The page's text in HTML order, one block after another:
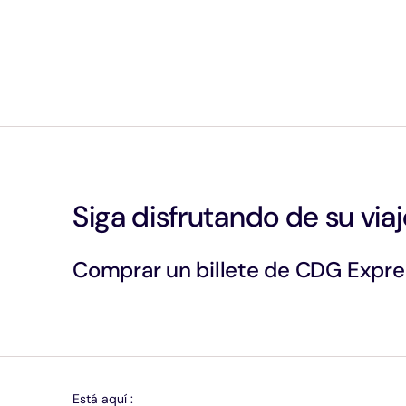
Siga disfrutando de su
Comprar un billete de CDG
Está aquí :